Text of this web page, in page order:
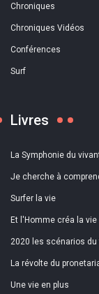
Chroniques
Chroniques Vidéos
Conférences
Surf
Livres
La Symphonie du
Je cherche à
Surfer la vie
Et l'Homme créa la vie
2020 les scénarios du
La révolte du
Une vie en plus